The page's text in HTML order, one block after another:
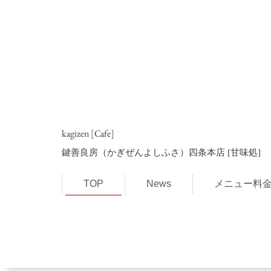
kagizen [Cafe]
鍵善良房（かぎぜんよしふさ）四条本店 [甘味処]
TOP News メニュー料